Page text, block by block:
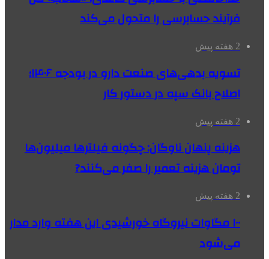
فرآیند حسابرسی را متحول می‌کند
2 هفته پیش
تسویه بدهی‌های صنعت دارو در بودجه ۱۴۰۶؛
اصلاح بانک سپه در دستور کار
2 هفته پیش
هزینه پنهان ناوگان: چگونه فیلترها میلیون‌ها
تومان هزینه تعمیر را صفر می‌کنند?
2 هفته پیش
۱۰۰ مگاوات نیروگاه‌ خورشیدی این هفته وارد مدار
می‌شود